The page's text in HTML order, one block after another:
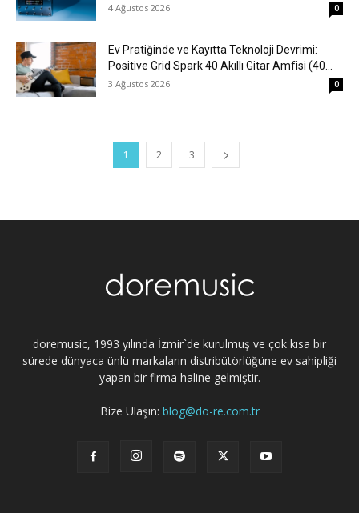
4 Ağustos 2026 0
Ev Pratiğinde ve Kayıtta Teknoloji Devrimi:
Positive Grid Spark 40 Akıllı Gitar Amfisi (40...
3 Ağustos 2026 0
1 2 3
doremusic, 1993 yılında İzmir`de kurulmuş ve çok kısa bir
sürede dünyaca ünlü markaların distribütörlüğüne ev sahipliği
yapan bir firma haline gelmiştir.
Bize Ulaşın: blog@do-re.com.tr